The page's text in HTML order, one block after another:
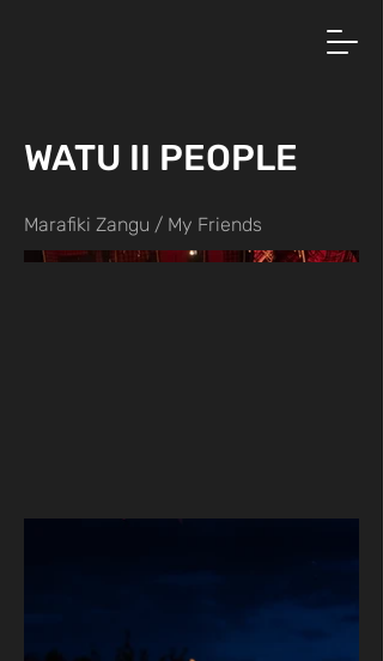
WATU II PEOPLE
Marafiki Zangu / My Friends